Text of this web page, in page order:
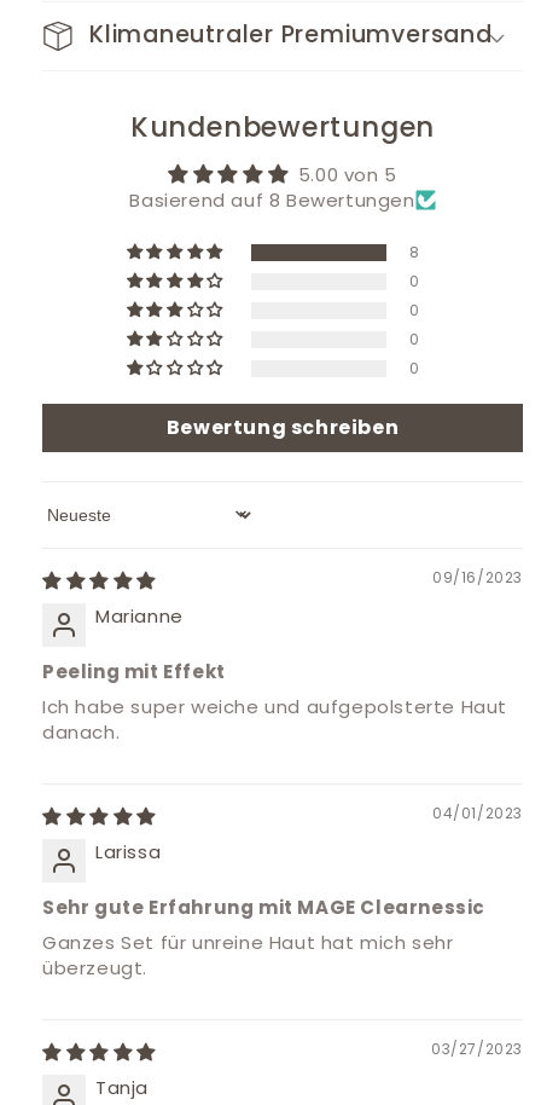
Klimaneutraler Premiumversand
Kundenbewertungen
5.00 von 5
Basierend auf 8 Bewertungen
8
0
0
0
0
Bewertung schreiben
Sort by
09/16/2023
Marianne
Peeling mit Effekt
Ich habe super weiche und aufgepolsterte Haut
danach.
04/01/2023
Larissa
Sehr gute Erfahrung mit MAGE Clearnessic
Ganzes Set für unreine Haut hat mich sehr
überzeugt.
03/27/2023
Tanja